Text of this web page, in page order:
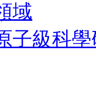
域
子級科